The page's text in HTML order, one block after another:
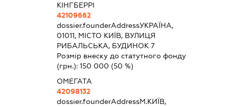
КІНГБЕРРІ
42109662
dossier.founderAddressУКРАЇНА,
01011, МІСТО КИЇВ, ВУЛИЦЯ
РИБАЛЬСЬКА, БУДИНОК 7
Розмір внеску до статутного фонду
(грн.): 150 000 (50 %)
ОМЕГАТА
42098132
dossier.founderAddressМ.КИЇВ,